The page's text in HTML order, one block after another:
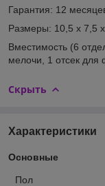
Гарантия: 12
Размеры: 10,5 х 7,5
Вместимость (6
мелочи, 1 отсек для
Скрыть
Характеристики
Основные
Пол